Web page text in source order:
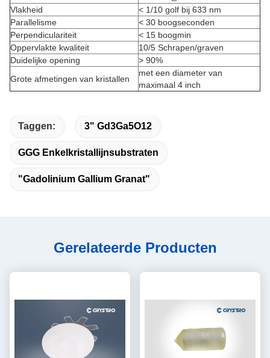
Vlakheid
< 1/10 golf bij 633 nm
Parallelisme
< 30 boogseconden
Perpendiculariteit
< 15 boogmin
Oppervlakte kwaliteit
10/5 Schrapen/graven
Duidelijke opening
> 90%
Grote afmetingen van kristallen
met een diameter van
maximaal 4 inch
Taggen: 3" Gd3Ga5O12
GGG Enkelkristallijnsubstraten
"gadolinium Gallium Granat"
Gerelateerde Producten